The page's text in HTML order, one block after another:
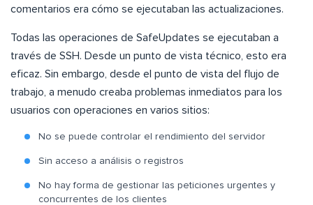
comentarios era cómo se ejecutaban las actualizaciones.
Todas las operaciones de SafeUpdates se ejecutaban a
través de SSH. Desde un punto de vista técnico, esto era
eficaz. Sin embargo, desde el punto de vista del flujo de
trabajo, a menudo creaba problemas inmediatos para los
usuarios con operaciones en varios sitios:
No se puede controlar el rendimiento del servidor
Sin acceso a análisis o registros
No hay forma de gestionar las peticiones urgentes y
concurrentes de los clientes